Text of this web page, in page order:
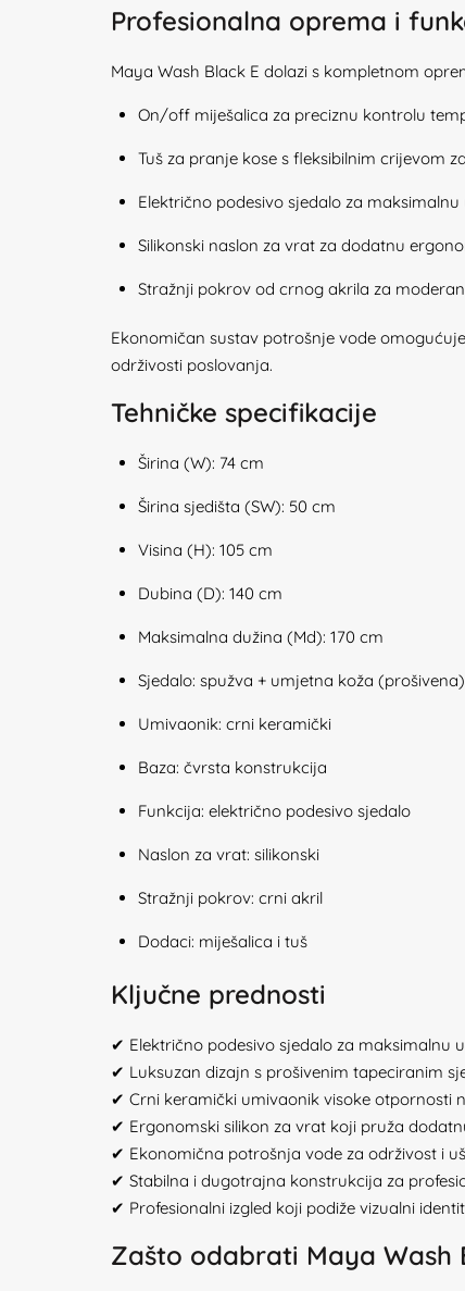
Profesionalna oprema i
Maya Wash Black E dolazi s kompletnom
On/off miješalica za preciznu kontrolu
Tuš za pranje kose s fleksibilnim crijevom
Električno podesivo sjedalo za
Silikonski naslon za vrat za dodatnu
Stražnji pokrov od crnog akrila za
Ekonomičan sustav potrošnje vode
održivosti poslovanja.
Tehničke specifikacije
Širina (W): 74 cm
Širina sjedišta (SW): 50 cm
Visina (H): 105 cm
Dubina (D): 140 cm
Maksimalna dužina (Md): 170 cm
Sjedalo: spužva + umjetna koža (prošivena)
Umivaonik: crni keramički
Baza: čvrsta konstrukcija
Funkcija: električno podesivo sjedalo
Naslon za vrat: silikonski
Stražnji pokrov: crni akril
Dodaci: miješalica i tuš
Ključne prednosti
✔ Električno podesivo sjedalo za maksimalnu
✔ Luksuzan dizajn s prošivenim tapeciranim
✔ Crni keramički umivaonik visoke otpornosti
✔ Ergonomski silikon za vrat koji pruža
✔ Ekonomična potrošnja vode za održivost i
✔ Stabilna i dugotrajna konstrukcija za
✔ Profesionalni izgled koji podiže vizualni
Zašto odabrati Maya Wash